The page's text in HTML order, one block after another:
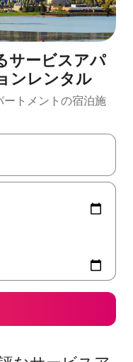
サービスアパ
ンレンタル
トメントの宿泊施
キーを使って移動するか